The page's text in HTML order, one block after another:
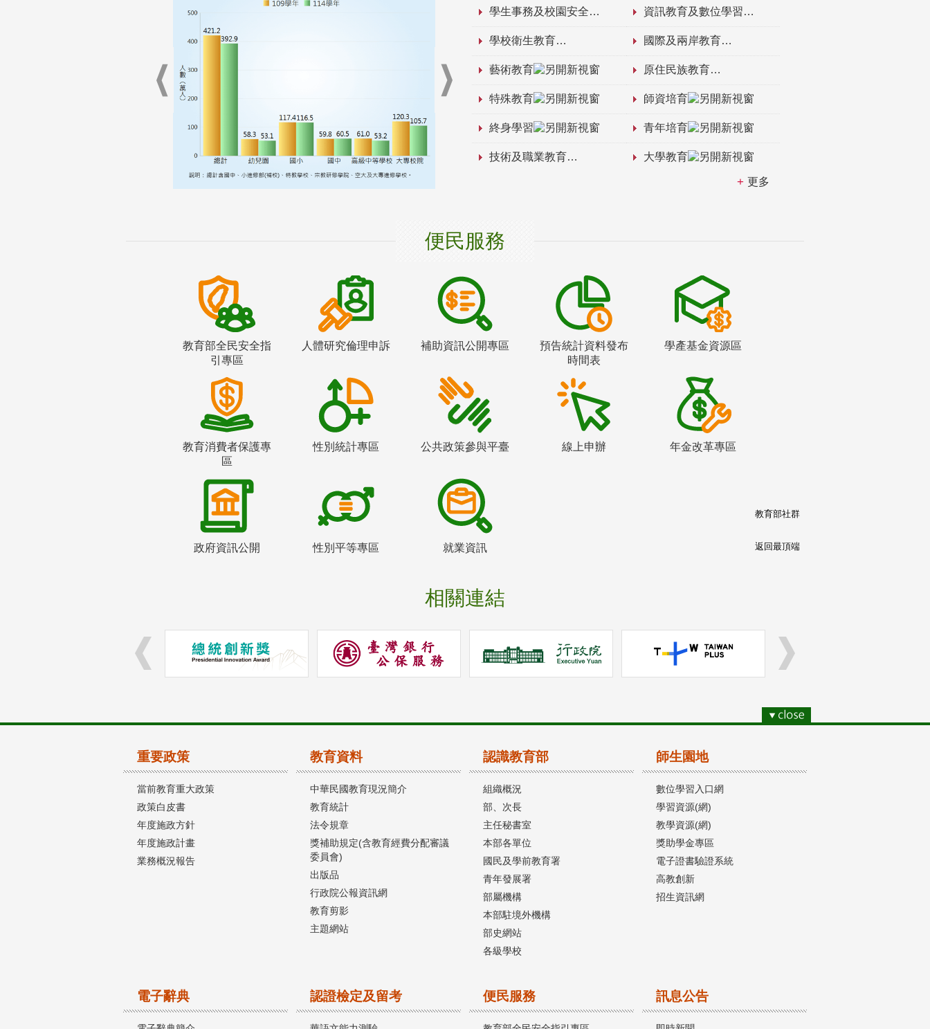
學生事務及校園安全 資訊教育及數位學習
學校衛生教育 國際及兩岸教育
藝術教育 原住民族教育
特殊教育 師資培育
終身學習 青年培育
技術及職業教育 大學教育
更多
便民服務
教育部全民安全指
引專區
人體研究倫理申訴 補助資訊公開專區
預告統計資料發布
時間表
學產基金資源區
教育消費者保護專
區
性別統計專區 公共政策參與平臺 線上申辦 年金改革專區
政府資訊公開 性別平等專區 就業資訊
相關連結
教育部社群
返回最頂端
重要政策
當前教育重大政策
政策白皮書
年度施政方針
年度施政計畫
業務概況報告
教育資料
中華民國教育現況簡介
教育統計
法令規章
獎補助規定(含教育經費分配審議
委員會)
出版品
行政院公報資訊網
教育剪影
主題網站
認識教育部
組織概況
部、次長
主任秘書室
本部各單位
國民及學前教育署
青年發展署
部屬機構
本部駐境外機構
部史網站
各級學校
師生園地
數位學習入口網
學習資源(網)
教學資源(網)
獎助學金專區
電子證書驗證系統
高教創新
招生資訊網
電子辭典 認證檢定及留考 便民服務 訊息公告